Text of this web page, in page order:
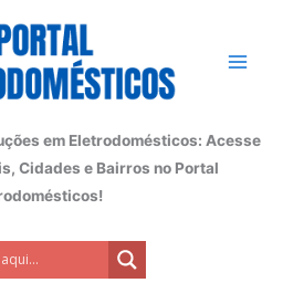
em Eletrodomésticos: Acesse
Cidades e Bairros no Portal